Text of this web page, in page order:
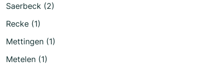
Saerbeck (2)
Recke (1)
Mettingen (1)
Metelen (1)